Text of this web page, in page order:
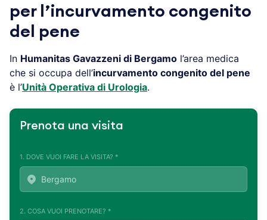
per l’incurvamento congenito
del pene
In Humanitas Gavazzeni di Bergamo l’area medica
che si occupa dell’incurvamento congenito del pene
è l’Unità Operativa di Urologia.
Prenota una visita
1. DOVE VUOI FARE LA VISITA? *
2. COSA VUOI PRENOTARE? *